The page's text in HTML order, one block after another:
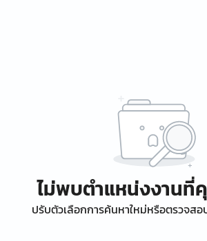
ไม่พบตำแหน่งงาน
ปรับตัวเลือกการค้นหาใหม่หรือตรวจส